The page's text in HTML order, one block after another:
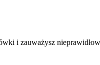
i zauważysz